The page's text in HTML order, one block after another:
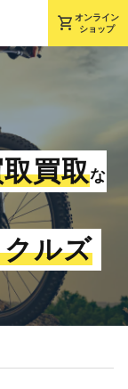
shopping_cart オンライン
ショップ
買取な
ルズ